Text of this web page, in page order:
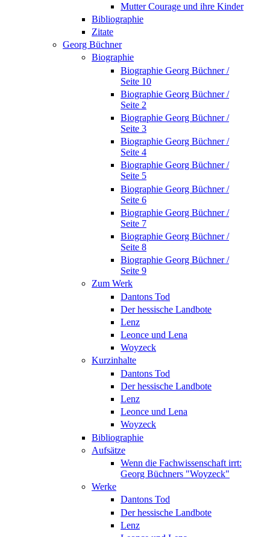
Mutter Courage und ihre Kinder
Bibliographie
Zitate
Georg Büchner
Biographie
Biographie Georg Büchner /
Seite 10
Biographie Georg Büchner /
Seite 2
Biographie Georg Büchner /
Seite 3
Biographie Georg Büchner /
Seite 4
Biographie Georg Büchner /
Seite 5
Biographie Georg Büchner /
Seite 6
Biographie Georg Büchner /
Seite 7
Biographie Georg Büchner /
Seite 8
Biographie Georg Büchner /
Seite 9
Zum Werk
Dantons Tod
Der hessische Landbote
Lenz
Leonce und Lena
Woyzeck
Kurzinhalte
Dantons Tod
Der hessische Landbote
Lenz
Leonce und Lena
Woyzeck
Bibliographie
Aufsätze
Wenn die Fachwissenschaft irrt:
Georg Büchners "Woyzeck"
Werke
Dantons Tod
Der hessische Landbote
Lenz